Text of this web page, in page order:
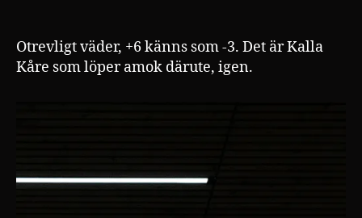
Otrevligt väder, +6 känns som -3. Det är Kalla
Kåre som löper amok därute, igen.